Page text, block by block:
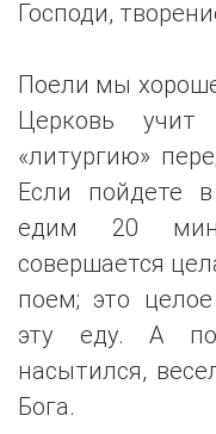
Господи,
Поели мы
Церковь
«литургию»
Если пойдете
едим 20
совершается
поем; это
эту еду. А
насытился,
Бога.